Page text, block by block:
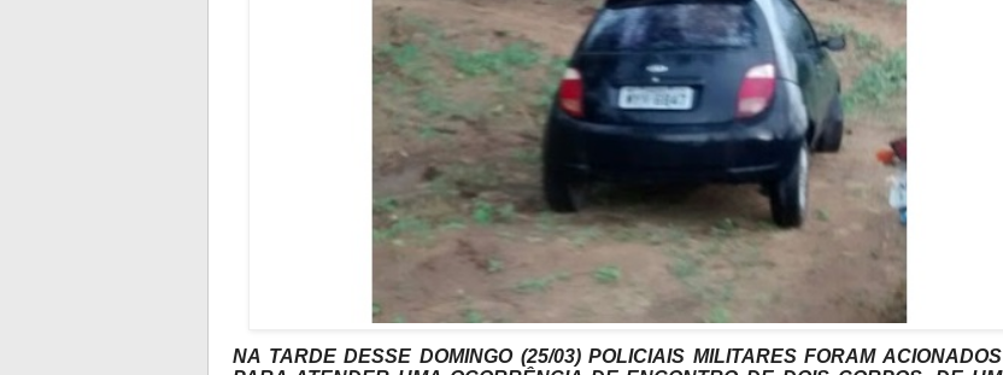
NA TARDE DESSE DOMINGO (25/03) POLICIAIS MILITARES FORAM ACIONADOS